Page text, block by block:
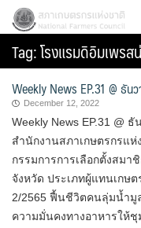
Skip
content
สภาเกษตรกรแห่งชาติ
Tag:โรงแรมดิอิมเพรส
Weekly News EP.31 @ ธัน
December 12, 2022
Weekly News EP.31 @
สำนักงานสภาเกษตรกรแ
กรรมการการเลือกตั้งสมา
จังหวัด ประเภทผู้แทนเกษต
2/2565 ฟื้นชีวิตคนลุ่มน้ำ
ความมั่นคงทางอาหารให้